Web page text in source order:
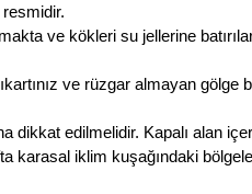
ve kökleri su jellerine
ve rüzgar almayan
dikkat edilmelidir. Kapalı alan
karasal iklim kuşağındaki